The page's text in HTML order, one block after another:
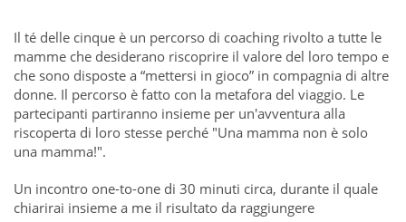
Il té delle cinque è un percorso di coaching rivolto a tutte le
mamme che desiderano riscoprire il valore del loro tempo e
che sono disposte a “mettersi in gioco” in compagnia di altre
donne. Il percorso è fatto con la metafora del viaggio. Le
partecipanti partiranno insieme per un'avventura alla
riscoperta di loro stesse perché "Una mamma non è solo
una mamma!".
Un incontro one-to-one di 30 minuti circa, durante il quale
chiarirai insieme a me il risultato da raggiungere